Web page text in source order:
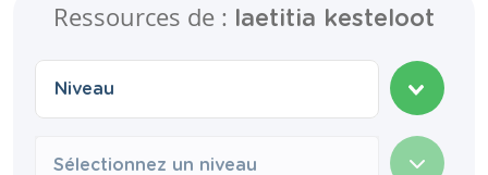
Ressources de : laetitia kesteloot
Sélectionnez un niveau